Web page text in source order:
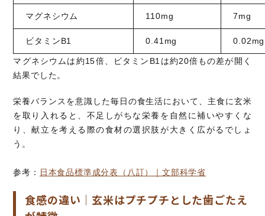
マグネシウム 110mg 7mg
ビタミンB1 0.41mg 0.02mg
マグネシウムは約15倍、ビタミンB1は約20倍もの差が開く
結果でした。
栄養バランスを意識した毎日の食生活において、主食に玄米
を取り入れると、不足しがちな栄養を自然に補いやすくな
り、献立を考える際の食材の選択肢が大きく広がるでしょ
う。
参考： 日本食品標準成分表（八訂）｜文部科学省
食感の違い｜玄米はプチプチとした歯ごたえ